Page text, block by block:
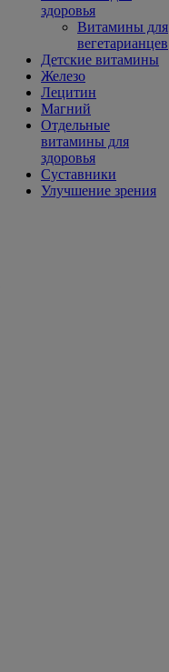
здоровья
Витамины для
вегетарианцев
Детские витамины
Железо
Лецитин
Магний
Отдельные
витамины для
здоровья
Суставники
Улучшение зрения